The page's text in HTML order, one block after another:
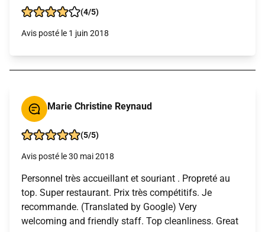
(4/5)
Avis posté le 1 juin 2018
Marie Christine Reynaud
(5/5)
Avis posté le 30 mai 2018
Personnel très accueillant et souriant . Propreté au
top. Super restaurant. Prix très compétitifs. Je
recommande. (Translated by Google) Very
welcoming and friendly staff. Top cleanliness. Great